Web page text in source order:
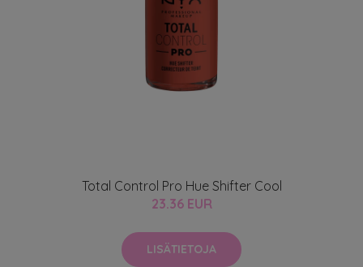
Total Control Pro Hue Shifter Cool
23.36 EUR
LISÄTIETOJA